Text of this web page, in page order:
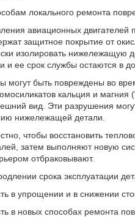
локального ремонта
авиационных
защитное покрытие от
изолировать нижележащую
и ее срок службы остаются в
могут быть повреждены во
кальция и
вид. Эти разрушения
нижележащей детали.
чтобы восстановить
затем выполняют новую
отбраковывают.
срока эксплуатации
в упрощении и в снижении
в новых способах ремонта